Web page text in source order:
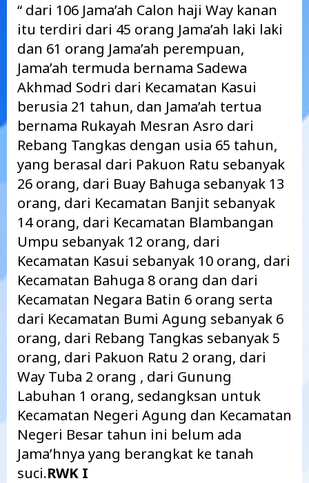
“ dari 106 Jama’ah Calon haji Way kanan
itu terdiri dari 45 orang Jama’ah laki laki
dan 61 orang Jama’ah perempuan,
Jama’ah termuda bernama Sadewa
Akhmad Sodri dari Kecamatan Kasui
berusia 21 tahun, dan Jama’ah tertua
bernama Rukayah Mesran Asro dari
Rebang Tangkas dengan usia 65 tahun,
yang berasal dari Pakuon Ratu sebanyak
26 orang, dari Buay Bahuga sebanyak 13
orang, dari Kecamatan Banjit sebanyak
14 orang, dari Kecamatan Blambangan
Umpu sebanyak 12 orang, dari
Kecamatan Kasui sebanyak 10 orang, dari
Kecamatan Bahuga 8 orang dan dari
Kecamatan Negara Batin 6 orang serta
dari Kecamatan Bumi Agung sebanyak 6
orang, dari Rebang Tangkas sebanyak 5
orang, dari Pakuon Ratu 2 orang, dari
Way Tuba 2 orang , dari Gunung
Labuhan 1 orang, sedangksan untuk
Kecamatan Negeri Agung dan Kecamatan
Negeri Besar tahun ini belum ada
Jama’hnya yang berangkat ke tanah
suci.RWK I